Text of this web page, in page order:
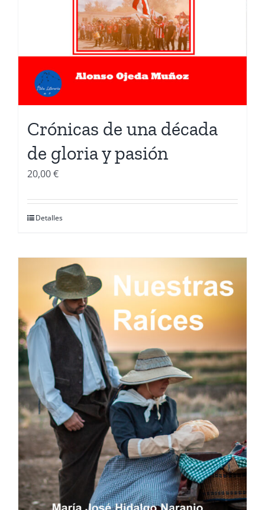
Crónicas de una década
de gloria y pasión
20,00€
Detalles